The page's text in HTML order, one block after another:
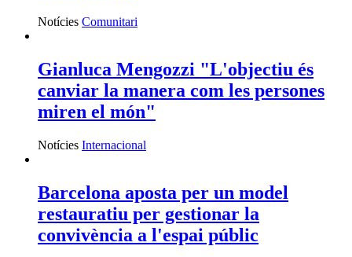
Notícies Comunitari
Gianluca Mengozzi "L'objectiu és
canviar la manera com les persones
miren el món"
Notícies Internacional
Barcelona aposta per un model
restauratiu per gestionar la
convivència a l'espai públic